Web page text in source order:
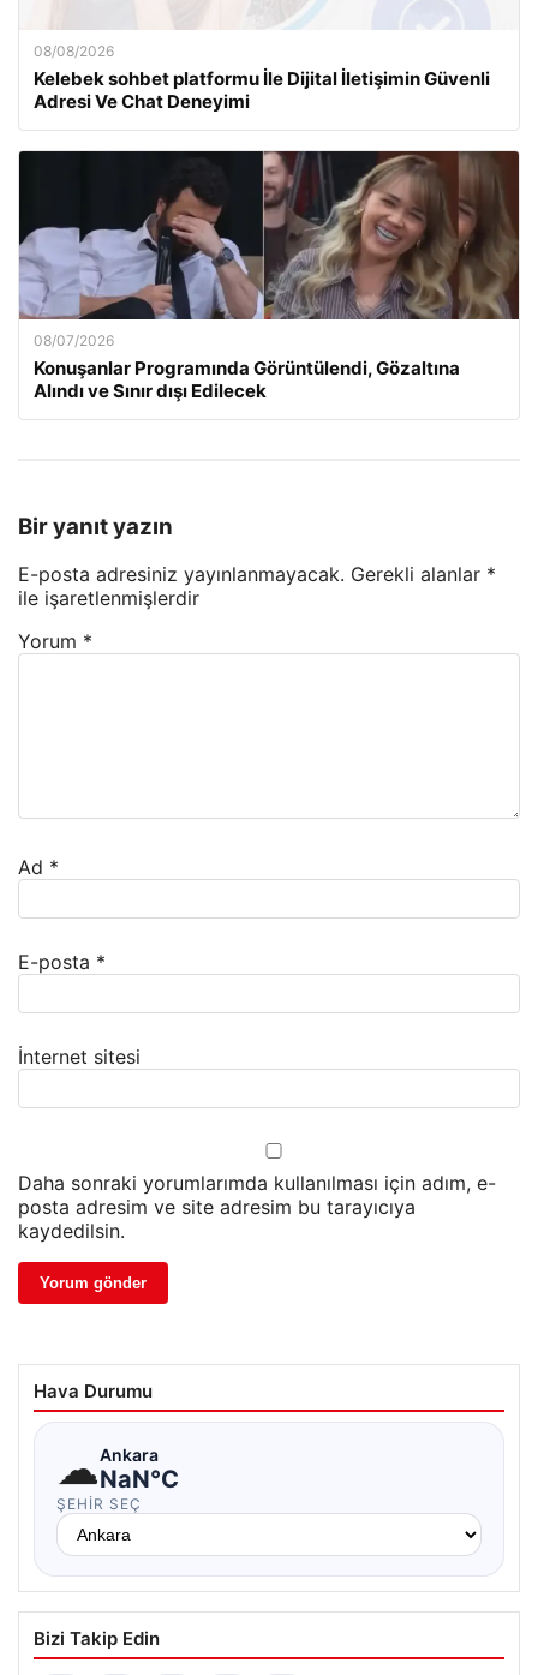
08/08/2026
Kelebek sohbet platformu İle Dijital İletişimin Güvenli
Adresi Ve Chat Deneyimi
08/07/2026
Konuşanlar Programında Görüntülendi, Gözaltına
Alındı ve Sınır dışı Edilecek
Bir yanıt yazın
E-posta adresiniz yayınlanmayacak. Gerekli alanlar *
ile işaretlenmişlerdir
Yorum *
Ad *
E-posta *
İnternet sitesi
Daha sonraki yorumlarımda kullanılması için adım, e-
posta adresim ve site adresim bu tarayıcıya
kaydedilsin.
Hava Durumu
☁Ankara
NaN°C
ŞEHIR SEÇ
Bizi Takip Edin